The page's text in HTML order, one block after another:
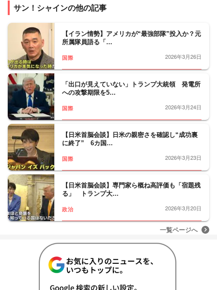
サン！シャインの他の記事
【イラン情勢】アメリカが“最強部隊”投入か？元
所属隊員語る「…
国際 2026年3月26日
「出口が見えていない」トランプ大統領 発電所
への攻撃期限を5…
国際 2026年3月24日
【日米首脳会談】日米の親密さを確認し“成功裏
に終了” 6カ国…
国際 2026年3月23日
【日米首脳会談】専門家ら概ね高評価も「宿題残
る」 トランプ大…
政治 2026年3月20日
一覧ページへ